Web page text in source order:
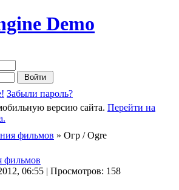
Demo
Забыли пароль?
версию сайта. Перейти на
фильмов » Огр / Ogre
фильмов
06:55 | Просмотров: 158